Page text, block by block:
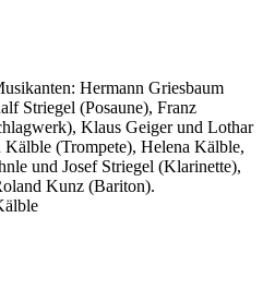
Hermann Griesbaum
Striegel (Posaune), Franz
Klaus Geiger und Lothar
(Trompete), Helena Kälble,
und Josef Striegel (Klarinette),
Kunz (Bariton).